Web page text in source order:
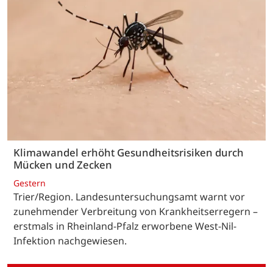
Klimawandel erhöht Gesundheitsrisiken durch
Mücken und Zecken
Gestern
Trier/Region. Landesuntersuchungsamt warnt vor
zunehmender Verbreitung von Krankheitserregern –
erstmals in Rheinland-Pfalz erworbene West-Nil-
Infektion nachgewiesen.